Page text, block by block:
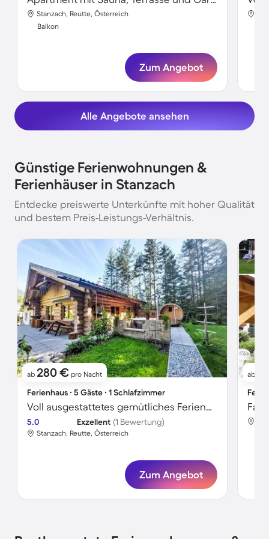
Stanzach, Reutte, Österreich
Balkon
Zum Angebot
Alle Angebote ansehen
Günstige Ferienwohnungen &
Ferienhäuser in Stanzach
Entdecke preiswerte Unterkünfte mit hoher Qualität
und bestem Preis-Leistungs-Verhältnis.
ab 280 € pro Nacht
Ferienhaus ∙ 5 Gäste ∙ 1 Schlafzimmer
Voll ausgestattetes gemütliches Ferienhaus mit Sauna, Grill und Garten
5.0 Exzellent (1 Bewertung)
Stanzach, Reutte, Österreich
Zum Angebot
ab